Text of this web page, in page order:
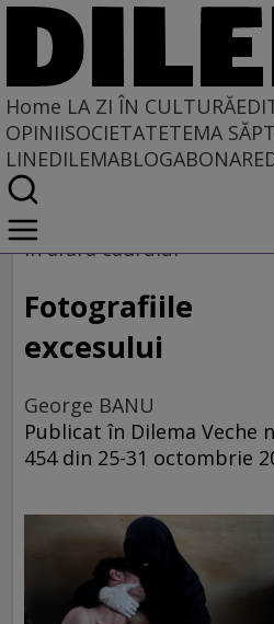
Home LA ZI ÎN CULTURĂ
OPINIISOCIETATETEMA
LINEDILEMABLOGABONARE
Home
La zi în cultură
în afara cadrului
Fotografiile
excesului
George BANU
Publicat în Dilema Veche
454 din 25-31 octombrie